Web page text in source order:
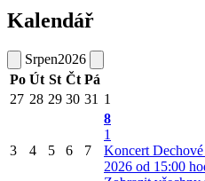
Kalendář
Srpen2026
Po Út St Čt Pá
27 28 29 30 31 1
3 4 5 6 7
8
1
Koncert
2026 od 15:00